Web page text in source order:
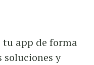
tu app de forma
y